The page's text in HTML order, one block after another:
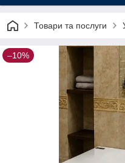
Товари та послуги
–10%